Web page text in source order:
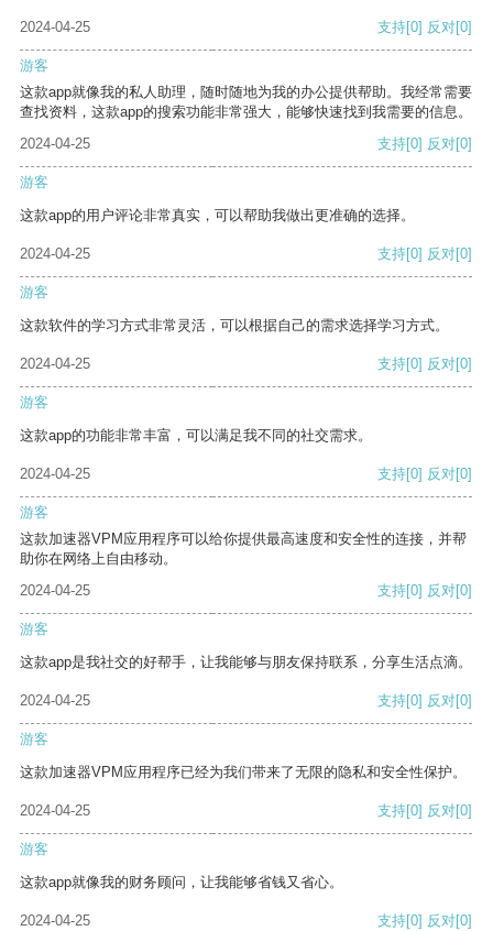
2024-04-25 支持[0] 反对[0]
游客
这款app就像我的私人助理，随时随地为我的办公提供帮助。我经常需要
查找资料，这款app的搜索功能非常强大，能够快速找到我需要的信息。
2024-04-25
支持[0] 反对[0]
游客
这款app的用户评论非常真实，可以帮助我做出更准确的选择。
2024-04-25 支持[0] 反对[0]
游客
这款软件的学习方式非常灵活，可以根据自己的需求选择学习方式。
2024-04-25 支持[0] 反对[0]
游客
这款app的功能非常丰富，可以满足我不同的社交需求。
2024-04-25 支持[0] 反对[0]
游客
这款加速器VPM应用程序可以给你提供最高速度和安全性的连接，并帮
助你在网络上自由移动。
2024-04-25
支持[0] 反对[0]
游客
这款app是我社交的好帮手，让我能够与朋友保持联系，分享生活点滴。
2024-04-25 支持[0] 反对[0]
游客
这款加速器VPM应用程序已经为我们带来了无限的隐私和安全性保护。
2024-04-25 支持[0] 反对[0]
游客
这款app就像我的财务顾问，让我能够省钱又省心。
2024-04-25 支持[0] 反对[0]